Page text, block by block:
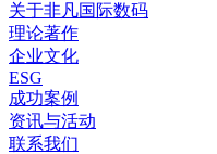
关于非凡国际数码
理论著作
企业文化
ESG
成功案例
资讯与活动
联系我们